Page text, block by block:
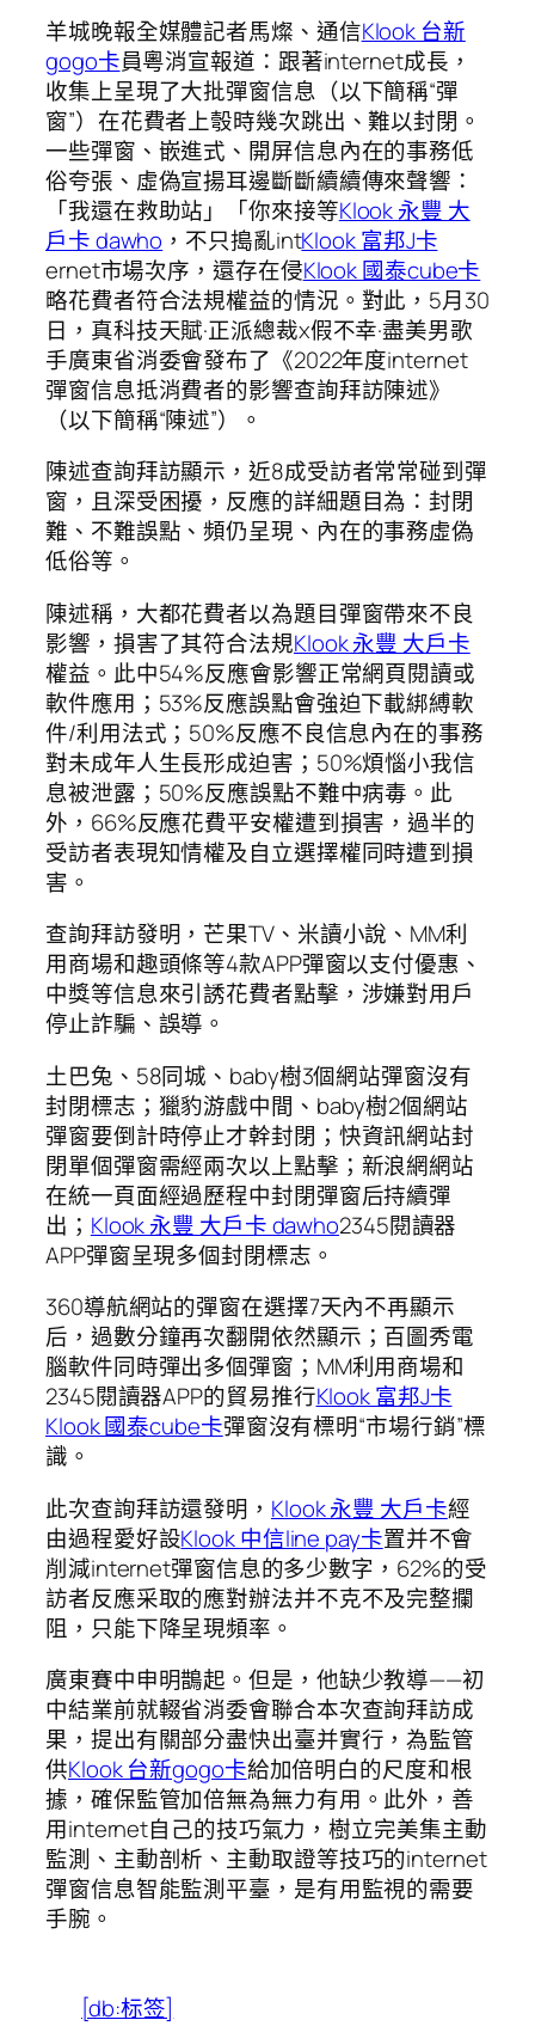
羊城晚報全媒體記者馬燦、通信Klook 台新
gogo卡員粵消宣報道：跟著internet成長，
收集上呈現了大批彈窗信息（以下簡稱“彈
窗”）在花費者上彀時幾次跳出、難以封閉。
一些彈窗、嵌進式、開屏信息內在的事務低
俗夸張、虛偽宣揚耳邊斷斷續續傳來聲響：
「我還在救助站」「你來接等Klook 永豐 大
戶卡 dawho ，不只搗亂intKlook 富邦J卡
ernet市場次序，還存在侵Klook 國泰cube卡
略花費者符合法規權益的情況。對此，5月30
日，真科技天賦·正派總裁x假不幸·盡美男歌
手廣東省消委會發布了《2022年度internet
彈窗信息抵消費者的影響查詢拜訪陳述》
（以下簡稱“陳述”）。
陳述查詢拜訪顯示，近8成受訪者常常碰到彈
窗，且深受困擾，反應的詳細題目為：封閉
難、不難誤點、頻仍呈現、內在的事務虛偽
低俗等。
陳述稱，大都花費者以為題目彈窗帶來不良
影響，損害了其符合法規Klook 永豐 大戶卡
權益。此中54%反應會影響正常網頁閱讀或
軟件應用；53%反應誤點會強迫下載綁縛軟
件/利用法式；50%反應不良信息內在的事務
對未成年人生長形成迫害；50%煩惱小我信
息被泄露；50%反應誤點不難中病毒。此
外，66%反應花費平安權遭到損害，過半的
受訪者表現知情權及自立選擇權同時遭到損
害。
查詢拜訪發明，芒果TV、米讀小說、MM利
用商場和趣頭條等4款APP彈窗以支付優惠、
中獎等信息來引誘花費者點擊，涉嫌對用戶
停止詐騙、誤導。
土巴兔、58同城、baby樹3個網站彈窗沒有
封閉標志；獵豹游戲中間、baby樹2個網站
彈窗要倒計時停止才幹封閉；快資訊網站封
閉單個彈窗需經兩次以上點擊；新浪網網站
在統一頁面經過歷程中封閉彈窗后持續彈
出； Klook 永豐 大戶卡 dawho2345閱讀器
APP彈窗呈現多個封閉標志。
360導航網站的彈窗在選擇7天內不再顯示
后，過數分鐘再次翻開依然顯示；百圖秀電
腦軟件同時彈出多個彈窗；MM利用商場和
2345閱讀器APP的貿易推行Klook 富邦J卡
Klook 國泰cube卡彈窗沒有標明“市場行銷”標
識。
此次查詢拜訪還發明， Klook 永豐 大戶卡經
由過程愛好設Klook 中信line pay卡置并不會
削減internet彈窗信息的多少數字，62%的受
訪者反應采取的應對辦法并不克不及完整攔
阻，只能下降呈現頻率。
廣東賽中申明鵲起。但是，他缺少教導——初
中結業前就輟省消委會聯合本次查詢拜訪成
果，提出有關部分盡快出臺并實行，為監管
供Klook 台新gogo卡給加倍明白的尺度和根
據，確保監管加倍無為無力有用。此外，善
用internet自己的技巧氣力，樹立完美集主動
監測、主動剖析、主動取證等技巧的internet
彈窗信息智能監測平臺，是有用監視的需要
手腕。
[db:标签]